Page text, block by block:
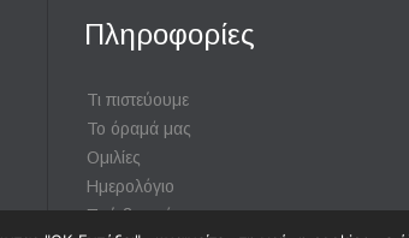
Πληροφορίες
Τι πιστεύουμε
Το όραμά μας
Ομιλίες
Ημερολόγιο
Πού βρισκόμαστε